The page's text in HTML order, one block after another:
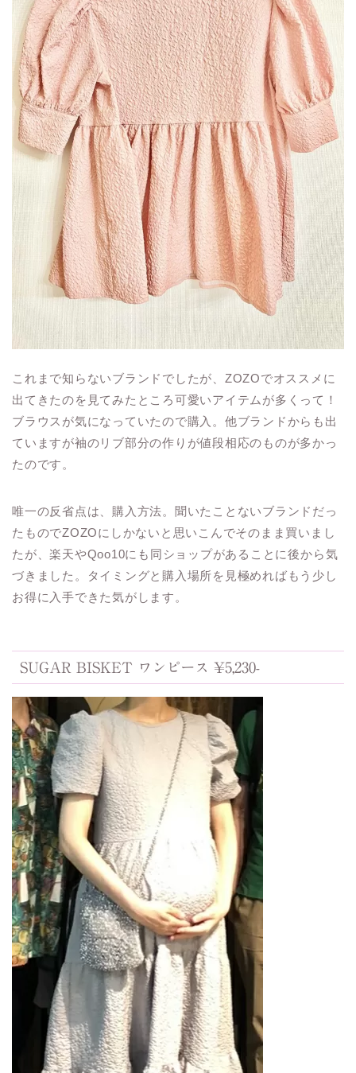
これまで知らないブランドでしたが、ZOZOでオススメに
出てきたのを見てみたところ可愛いアイテムが多くって！
ブラウスが気になっていたので購入。他ブランドからも出
ていますが袖のリブ部分の作りが値段相応のものが多かっ
たのです。
唯一の反省点は、購入方法。聞いたことないブランドだっ
たものでZOZOにしかないと思いこんでそのまま買いまし
たが、楽天やQoo10にも同ショップがあることに後から気
づきました。タイミングと購入場所を見極めればもう少し
お得に入手できた気がします。
SUGAR BISKET ワンピース ¥5,230-